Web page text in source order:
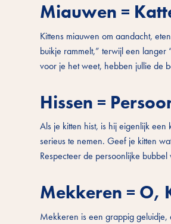
Miauwen =
Kittens miauwen om aandacht,
buikje rammelt,” terwijl een langer
voor je het weet, hebben jullie de
Hissen =
Als je kitten hist, is hij eigenlijk
serieus te nemen. Geef je kitten
Respecteer de persoonlijke
Mekkeren = O,
Mekkeren is een grappig geluidje,